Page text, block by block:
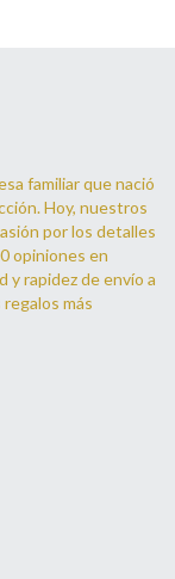
familiar que nació
Hoy, nuestros
por los detalles
opiniones en
y rapidez de envío a
más